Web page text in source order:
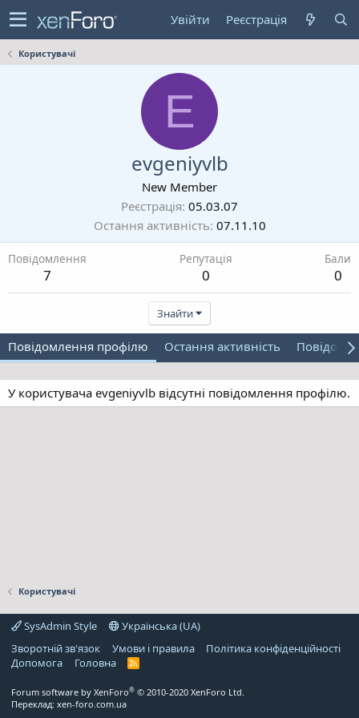
Увійти Реєстрація
Користувачі
E
evgeniyvlb
New Member
Реєстрація 05.03.07
Остання активність 07.11.10
Повідомлення
7
Репутація
0
Бали
0
Знайти
Повідомлення профілю Остання активність
У користувача evgeniyvlb відсутні повідомлення профілю.
Користувачі
SysAdmin Style
Українська (UA)
Зворотній зв'язок
Умови і правила
Політика конфіденційності
Дoпoмoга
Головна
R
Forum software by XenForo® © 2010-2020 XenForo Ltd.
Переклад: xen-foro.com.ua